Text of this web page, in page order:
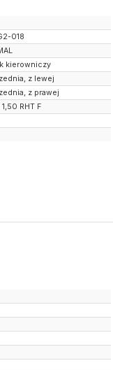
018
kierowniczy
z lewej
z prawej
1,50 RHT F